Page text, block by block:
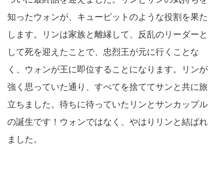
知ったウォンが、キューピットのような役割を果た
します。リンは家族と離縁して、反乱のリーダーと
して死を迎えたことで、忠烈王が元に行くことな
く、ウォンが王に即位することになります。リンが
強く思っていた通り、すべてを捨ててサンと共に旅
立ちました。待ちに待っていたリンとサンカップル
の誕生です！ウォンではなく、やはりリンと結ばれ
ました。